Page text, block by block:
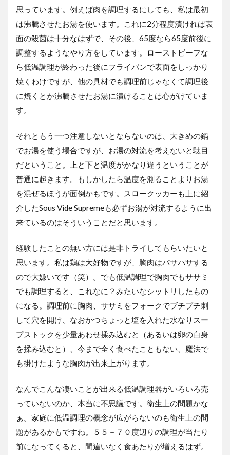
思っています。例えば肉を調理するにしても、私は最初
は沸騰させたお湯を使います。これに2分程度漬ければ表
面の殺菌は十分なはずで、その後、65度なら65度前後に
調整するようなやり方をしています。ローストビーフな
ら低温調理が終わった後にフライパンで表面をしっかり
焼くわけですが、他の具材でも調理前じゃなくて調理後
に焼くとか沸騰させたお湯に漬けることは心がけていま
す。
それともう一つ注意しないとならないのは、大きめの鍋
でお湯を使う場合ですが、お湯の対流を考えないと駄目
だということ。上と下と温度がかなり違うということが
普通に起きます。もしかしたら温度を測ることよりお湯
を混ぜるほうが面倒かもです。スロークッカーも上に紹
介したSous Vide Supremeも必ずお湯が対流するように出
来ているのはそういうことだと思います。
経験したことの無い方には是非トライしてもらいたいと
思います。私は鶏は大好物ですが、胸肉はパサパサする
ので大嫌いです（笑）。でも低温調理で胸肉でもササミ
でも調理すると、これなに？みたいなシットリしたもの
になる。調理前に胸肉、ササミをフォークでブチブチ刺
して穴を開け、なおかつちょっと塩を入れた水なりスー
プストックを少量あわせ揉み込むと（あるいは卵の白身
を揉み込むと）、今まで全く食べたこともない、魔法で
も掛けたような胸肉が出来上がります。
なんでこんな凄いことが出来る低温調理器がいろいろ売
っていないのか、本当に不思議です。衛生上の問題かな
ぁ。家庭に低温調理の概念が広がらないのも衛生上の問
題があるかもですね。５５－７０度辺りの調理が当たり
前になってくると、間違いなく食あたりが増えるはず。